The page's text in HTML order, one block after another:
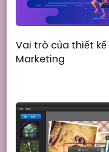
Vai trò của thiết
Marketing